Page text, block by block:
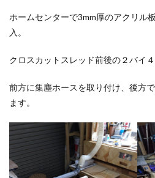
ホームセンターで3mm厚のアクリル
入。
クロスカットスレッド前後の２バイ
前方に集塵ホースを取り付け、後方
ます。